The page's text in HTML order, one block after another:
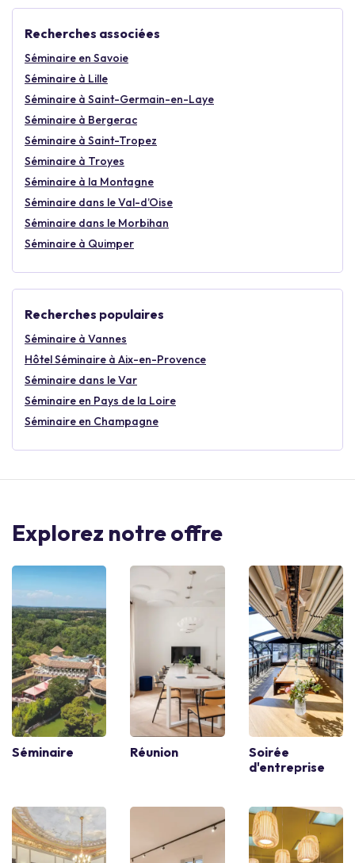
Recherches associées
Séminaire en Savoie
Séminaire à Lille
Séminaire à Saint-Germain-en-Laye
Séminaire à Bergerac
Séminaire à Saint-Tropez
Séminaire à Troyes
Séminaire à la Montagne
Séminaire dans le Val-d’Oise
Séminaire dans le Morbihan
Séminaire à Quimper
Recherches populaires
Séminaire à Vannes
Hôtel Séminaire à Aix-en-Provence
Séminaire dans le Var
Séminaire en Pays de la Loire
Séminaire en Champagne
Explorez notre offre
Séminaire Réunion
Soirée
d'entreprise